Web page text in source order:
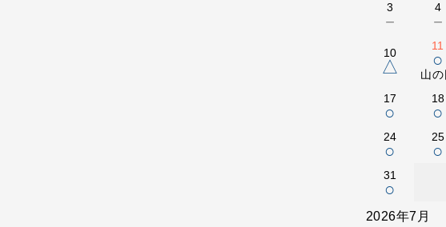
3
－
4
－
10
△
11
○
山の
17
○
18
○
24
○
25
○
31
○
2026年7月